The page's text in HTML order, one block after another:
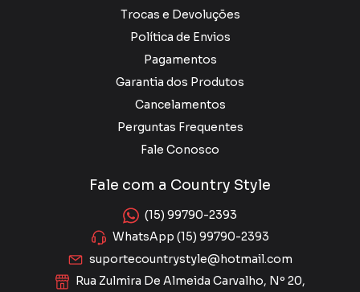
Trocas e Devoluções
Política de Envios
Pagamentos
Garantia dos Produtos
Cancelamentos
Perguntas Frequentes
Fale Conosco
Fale com a Country Style
(15) 99790-2393
WhatsApp (15) 99790-2393
suportecountrystyle@hotmail.com
Rua Zulmira De Almeida Carvalho, Nº 20,